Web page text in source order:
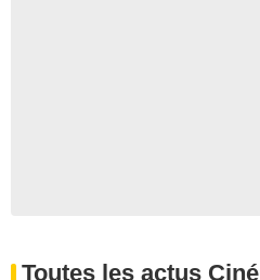
Toutes les actus Ciné